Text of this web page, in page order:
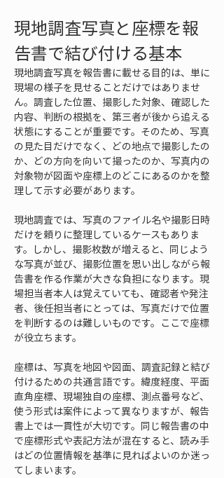
現地調査写真と座標を報
告書で結び付ける基本
現地調査写真を報告書に載せる目的は、単に
現場の様子を見せることだけではありませ
ん。調査した位置、撮影した対象、確認した
内容、判断の根拠を、第三者が後から追える
状態にすることが重要です。そのため、写真
の見た目だけでなく、どの地点で撮影したの
か、どの方向を向いて撮ったのか、写真内の
対象物が図面や座標上のどこにあるのかを整
理して示す必要があります。
現地調査では、写真のファイル名や撮影日時
だけを頼りに整理しているケースもありま
す。しかし、撮影枚数が増えると、同じよう
な写真が並び、撮影位置を思い出しながら報
告書を作る作業が大きな負担になります。現
場担当者本人は覚えていても、確認者や発注
者、後任担当者にとっては、写真だけで位置
を判断するのは難しいものです。ここで座標
が役立ちます。
座標は、写真を地図や図面、調査記録と結び
付けるための共通言語です。緯度経度、平面
直角座標、現場独自の座標、測点番号など、
使う形式は案件によって異なりますが、報告
書上では一貫性が大切です。同じ報告書の中
で座標形式や表記方法が混在すると、読み手
はどの位置情報を基準に見ればよいのか迷っ
てしまいます。